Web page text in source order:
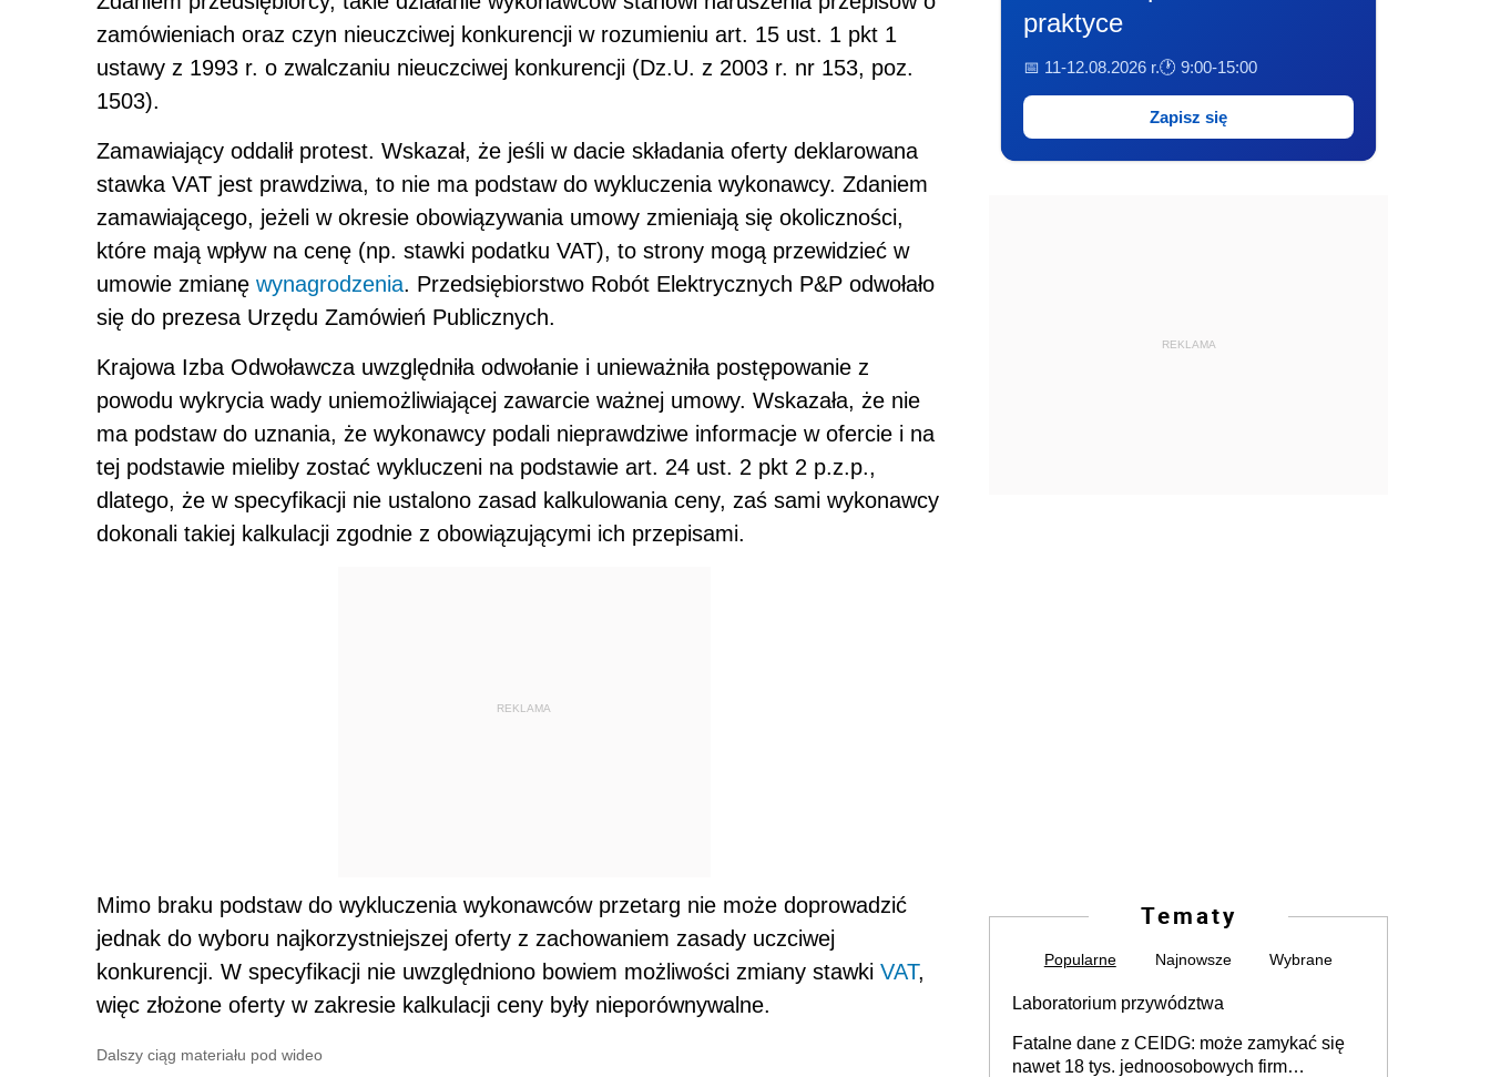
zamówieniach oraz czyn nieuczciwej konkurencji w rozumieniu art. 15 ust. 1 pkt 1
ustawy z 1993 r. o zwalczaniu nieuczciwej konkurencji (Dz.U. z 2003 r. nr 153, poz.
1503).
Zamawiający oddalił protest. Wskazał, że jeśli w dacie składania oferty deklarowana
stawka VAT jest prawdziwa, to nie ma podstaw do wykluczenia wykonawcy. Zdaniem
zamawiającego, jeżeli w okresie obowiązywania umowy zmieniają się okoliczności,
które mają wpływ na cenę (np. stawki podatku VAT), to strony mogą przewidzieć w
umowie zmianę wynagrodzenia. Przedsiębiorstwo Robót Elektrycznych P&P odwołało
się do prezesa Urzędu Zamówień Publicznych.
Krajowa Izba Odwoławcza uwzględniła odwołanie i unieważniła postępowanie z
powodu wykrycia wady uniemożliwiającej zawarcie ważnej umowy. Wskazała, że nie
ma podstaw do uznania, że wykonawcy podali nieprawdziwe informacje w ofercie i na
tej podstawie mieliby zostać wykluczeni na podstawie art. 24 ust. 2 pkt 2 p.z.p.,
dlatego, że w specyfikacji nie ustalono zasad kalkulowania ceny, zaś sami wykonawcy
dokonali takiej kalkulacji zgodnie z obowiązującymi ich przepisami.
REKLAMA
Mimo braku podstaw do wykluczenia wykonawców przetarg nie może doprowadzić
jednak do wyboru najkorzystniejszej oferty z zachowaniem zasady uczciwej
konkurencji. W specyfikacji nie uwzględniono bowiem możliwości zmiany stawki VAT,
więc złożone oferty w zakresie kalkulacji ceny były nieporównywalne.
Dalszy ciąg materiału pod wideo
praktyce
📅 11-12.08.2026 r.🕐 9:00-15:00
Zapisz się
REKLAMA
Tematy
Popularne Najnowsze Wybrane
Laboratorium przywództwa
Fatalne dane z CEIDG: może zamykać się
nawet 18 tys. jednoosobowych firm